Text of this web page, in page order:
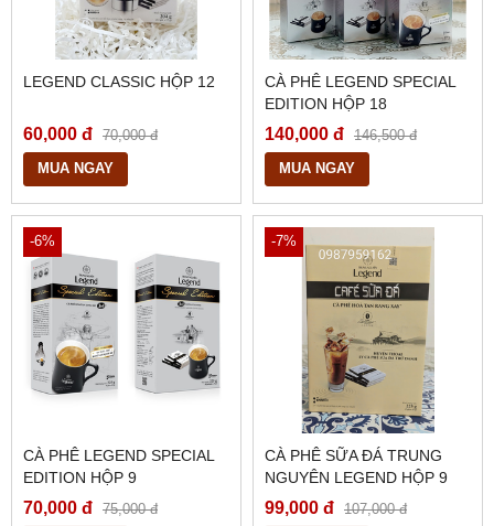
LEGEND CLASSIC HỘP 12
60,000 đ 70,000 đ
MUA NGAY
CÀ PHÊ LEGEND SPECIAL
EDITION HỘP 18
140,000 đ 146,500 đ
MUA NGAY
-6%
CÀ PHÊ LEGEND SPECIAL
EDITION HỘP 9
70,000 đ 75,000 đ
-7%
CÀ PHÊ SỮA ĐÁ TRUNG
NGUYÊN LEGEND HỘP 9
GÓI
99,000 đ 107,000 đ